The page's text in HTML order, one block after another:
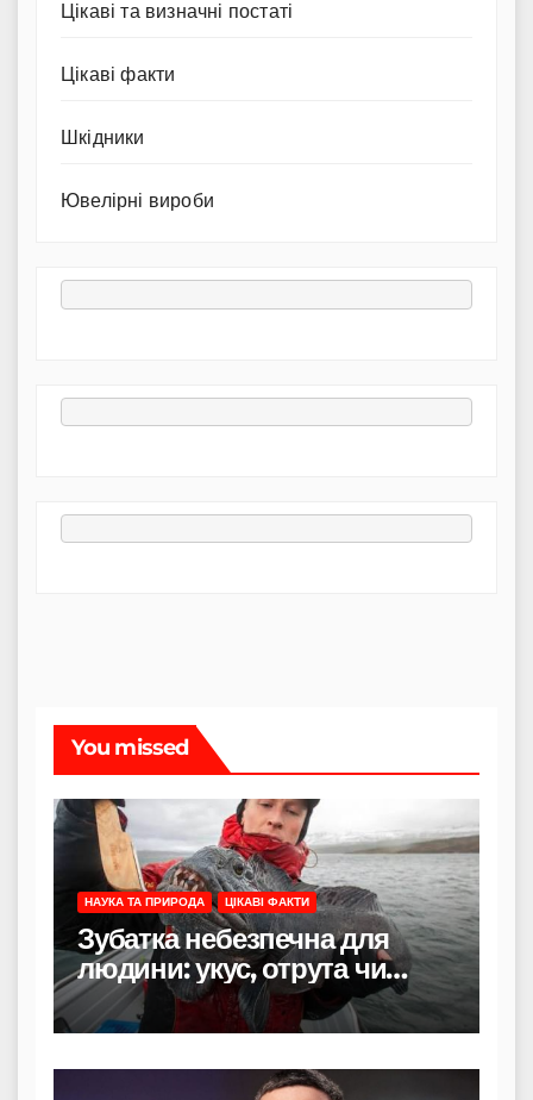
Цікаві та визначні постаті
Цікаві факти
Шкідники
Ювелірні вироби
You missed
НАУКА ТА ПРИРОДА ЦІКАВІ ФАКТИ
Зубатка небезпечна для
людини: укус, отрута чи
лише зовнішність